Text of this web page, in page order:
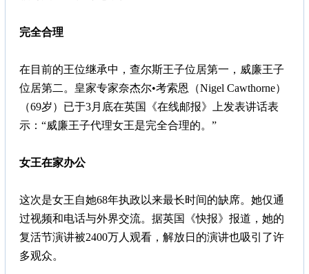
完全合理
在目前的王位继承中，查尔斯王子位居第一，威廉王子
位居第二。皇家专家奈杰尔•考索恩（Nigel Cawthorne）
（69岁）已于3月底在英国《在线邮报》上发表讲话表
示：“威廉王子代理女王是完全合理的。”
女王在家办公
这次是女王自她68年执政以来最长时间的缺席。她仅通
过视频和电话与外界交流。据英国《快报》报道，她的
复活节演讲被2400万人观看，解放日的演讲也吸引了许
多观众。